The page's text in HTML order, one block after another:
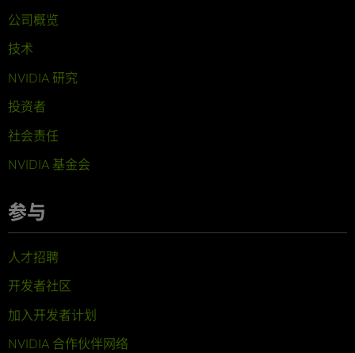
公司概览
技术
NVIDIA 研究
投资者
社会责任
NVIDIA 基金会
参与
人才招聘
开发者社区
加入开发者计划
NVIDIA 合作伙伴网络